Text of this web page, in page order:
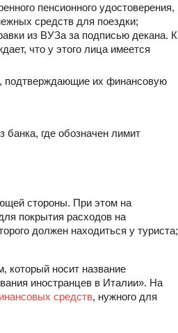
пенсионного удостоверения,
средств для поездки;
из ВУЗа за подписью декана. К
что у этого лица имеется
подтверждающие их финансовую
банка, где обозначен лимит
стороны. При этом на
покрытия расходов на
должен находиться у туриста;
который носит название
иностранцев в Италии». На
средств, нужного для